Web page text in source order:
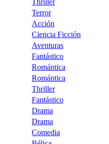
Terror
Acción
Ciencia Ficción
Aventuras
Fantástico
Romántica
Romántica
Thriller
Fantástico
Drama
Drama
Comedia